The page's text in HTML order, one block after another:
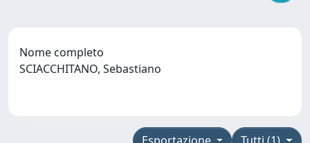
Nome completo
SCIACCHITANO, Sebastiano